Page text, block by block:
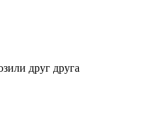
друг друга